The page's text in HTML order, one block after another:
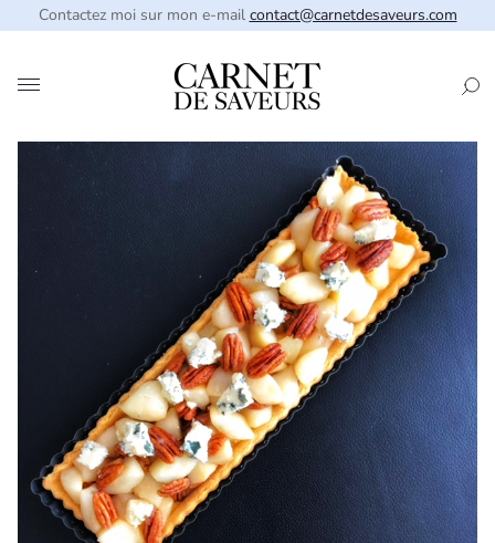
Contactez moi sur mon e-mail contact@carnetdesaveurs.com